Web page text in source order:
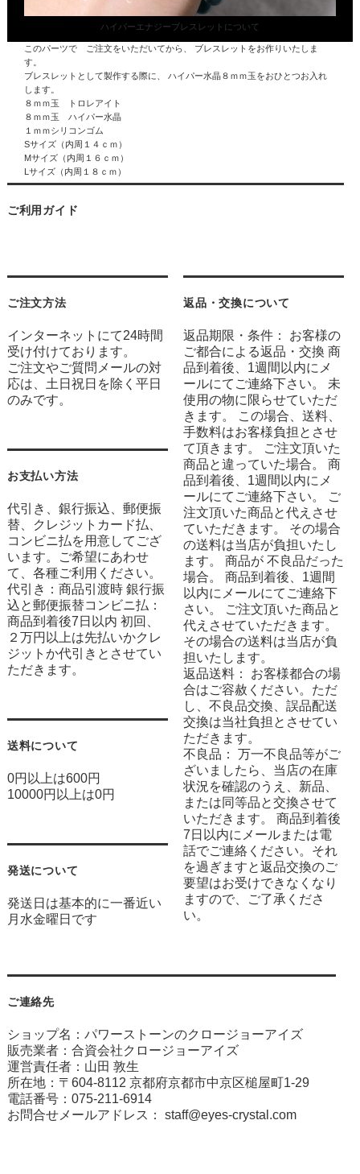
ハイパーエナジーブレスレットについて
このパーツで ご注文をいただいてから、 ブレスレットをお作りいたしま
す。
ブレスレットとして製作する際に、ハイパー水晶８ｍｍ玉をおひとつお入れ
します。
８ｍｍ玉 トロレアイト
８ｍｍ玉 ハイパー水晶
１ｍｍシリコンゴム
Sサイズ（内周１４ｃｍ）
Mサイズ（内周１６ｃｍ）
Lサイズ（内周１８ｃｍ）
ご利用ガイド
ご注文方法
インターネットにて24時間
受け付けております。
ご注文やご質問メールの対
応は、土日祝日を除く平日
のみです。
お支払い方法
代引き、銀行振込、郵便振
替、クレジットカード払、
コンビニ払を用意してござ
います。ご希望にあわせ
て、各種ご利用ください。
代引き：商品引渡時 銀行振
込と郵便振替コンビニ払：
商品到着後7日以内 初回、
２万円以上は先払いかクレ
ジットか代引きとさせてい
ただきます。
送料について
0円以上は600円
10000円以上は0円
発送について
発送日は基本的に一番近い
月水金曜日です
返品・交換について
返品期限・条件： お客様の
ご都合による返品・交換 商
品到着後、1週間以内にメ
ールにてご連絡下さい。 未
使用の物に限らせていただ
きます。 この場合、送料、
手数料はお客様負担とさせ
て頂きます。 ご注文頂いた
商品と違っていた場合。 商
品到着後、1週間以内にメ
ールにてご連絡下さい。 ご
注文頂いた商品と代えさせ
ていただきます。 その場合
の送料は当店が負担いたし
ます。 商品が 不良品だった
場合。 商品到着後、1週間
以内にメールにてご連絡下
さい。 ご注文頂いた商品と
代えさせていただきます。
その場合の送料は当店が負
担いたします。
返品送料： お客様都合の場
合はご容赦ください。ただ
し、不良品交換、誤品配送
交換は当社負担とさせてい
ただきます。
不良品： 万一不良品等がご
ざいましたら、当店の在庫
状況を確認のうえ、新品、
または同等品と交換させて
いただきます。 商品到着後
7日以内にメールまたは電
話でご連絡ください。それ
を過ぎますと返品交換のご
要望はお受けできなくなり
ますので、ご了承くださ
い。
ご連絡先
ショップ名：パワーストーンのクロージョーアイズ
販売業者：合資会社クロージョーアイズ
運営責任者：山田 敦生
所在地：〒604-8112 京都府京都市中京区槌屋町1-29
電話番号：075-211-6914
お問合せメールアドレス： staff@eyes-crystal.com